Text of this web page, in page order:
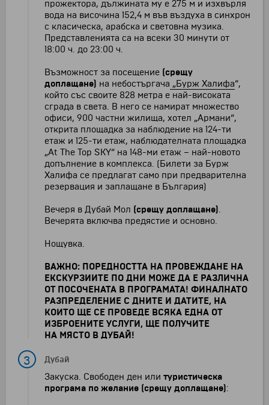
прожектора, дължината му е 275 м и изхвърля
вода на височина 152,4 м във въздуха в синхрон
с класическа, арабска и световна музика.
Представленията са на всеки 30 минути от
18:00 ч. до 23:00 ч.
Възможност за посещение (срещу
доплащане) на небостъргача „Бурж Халифа“,
който със своите 828 метра е най-високата
сграда в света. В него се намират множество
офиси, 900 частни жилища, хотел „Армани“,
открита площадка за наблюдение на 124-ти
етаж и 125-ти етаж, наблюдателната площадка
„At The Top SKY“ на 148-ми етаж – най-новото
допълнение в комплекса. (Билети за Бурж
Халифа се предлагат само при предварителна
резервация и заплащане в България)
Вечеря в Дубай Мол (срещу доплащане).
Вечерята включва предястиe и основно.
Нощувка.
ВАЖНО: ПОРЕДНОСТТА НА ПРОВЕЖДАНЕ НА
ЕКСКУРЗИИТЕ ПО ДНИ МОЖЕ ДА Е РАЗЛИЧНА
ОТ ПОСОЧЕНАТА В ПРОГРАМАТА! ФИНАЛНАТО
РАЗПРЕДЕЛЕНИЕ С ДНИТЕ И ДАТИТЕ, НА
КОИТО ЩЕ СЕ ПРОВЕДЕ ВСЯКА ЕДНА ОТ
ИЗБРОЕНИТЕ УСЛУГИ, ЩЕ ПОЛУЧИТЕ
НА МЯСТО В ДУБАЙ!
3 Дубай
Закуска. Свободен ден или туристическа
програма по желание (срещу доплащане):